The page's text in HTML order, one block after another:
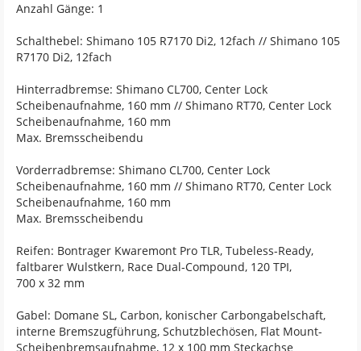
Anzahl Gänge: 1
Schalthebel: Shimano 105 R7170 Di2, 12fach // Shimano 105
R7170 Di2, 12fach
Hinterradbremse: Shimano CL700, Center Lock
Scheibenaufnahme, 160 mm // Shimano RT70, Center Lock
Scheibenaufnahme, 160 mm
Max. Bremsscheibendu
Vorderradbremse: Shimano CL700, Center Lock
Scheibenaufnahme, 160 mm // Shimano RT70, Center Lock
Scheibenaufnahme, 160 mm
Max. Bremsscheibendu
Reifen: Bontrager Kwaremont Pro TLR, Tubeless-Ready,
faltbarer Wulstkern, Race Dual-Compound, 120 TPI,
700 x 32 mm
Gabel: Domane SL, Carbon, konischer Carbongabelschaft,
interne Bremszugführung, Schutzblechösen, Flat Mount-
Scheibenbremsaufnahme, 12 x 100 mm Steckachse